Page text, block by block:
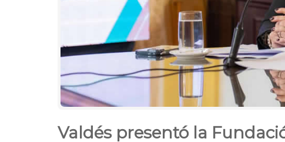
Valdés presentó la